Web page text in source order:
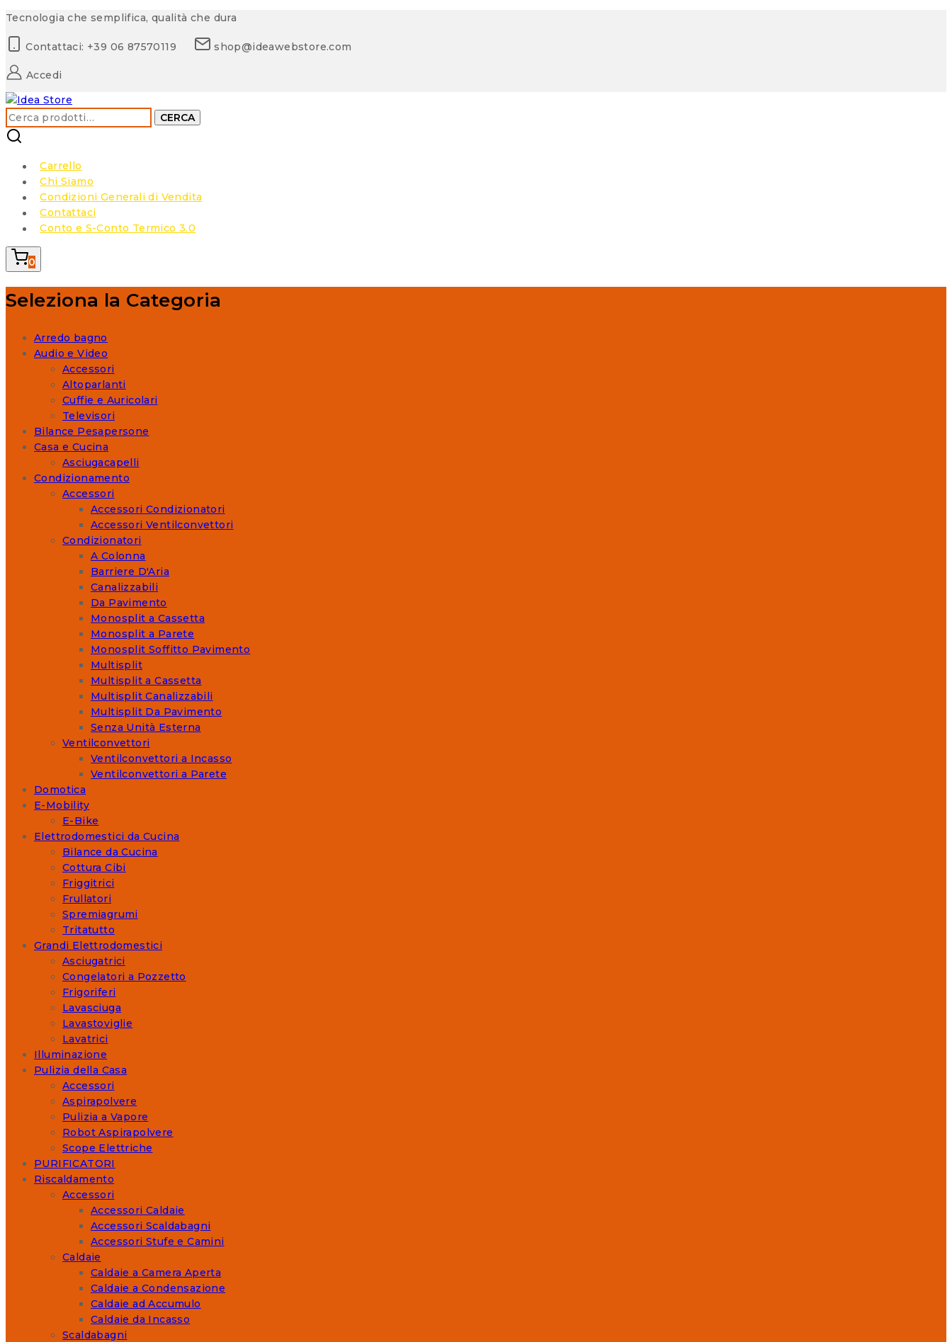
Skip
content
Tecnologia che semplifica, qualità che dura
Contattaci: +39 06 87570119 shop@ideawebstore.com
Accedi
Cerca: CERCA
Carrello
Chi Siamo
Condizioni Generali di Vendita
Contattaci
Conto e S-Conto Termico 3.0
0
Seleziona la Categoria
Arredo bagno
Audio e Video
Accessori
Altoparlanti
Cuffie e Auricolari
Televisori
Bilance Pesapersone
Casa e Cucina
Asciugacapelli
Condizionamento
Accessori
Accessori Condizionatori
Accessori Ventilconvettori
Condizionatori
A Colonna
Barriere D'Aria
Canalizzabili
Da Pavimento
Monosplit a Cassetta
Monosplit a Parete
Monosplit Soffitto Pavimento
Multisplit
Multisplit a Cassetta
Multisplit Canalizzabili
Multisplit Da Pavimento
Senza Unità Esterna
Ventilconvettori
Ventilconvettori a Incasso
Ventilconvettori a Parete
Domotica
E-Mobility
E-Bike
Elettrodomestici da Cucina
Bilance da Cucina
Cottura Cibi
Friggitrici
Frullatori
Spremiagrumi
Tritatutto
Grandi Elettrodomestici
Asciugatrici
Congelatori a Pozzetto
Frigoriferi
Lavasciuga
Lavastoviglie
Lavatrici
Illuminazione
Pulizia della Casa
Accessori
Aspirapolvere
Pulizia a Vapore
Robot Aspirapolvere
Scope Elettriche
PURIFICATORI
Riscaldamento
Accessori
Accessori Caldaie
Accessori Scaldabagni
Accessori Stufe e Camini
Caldaie
Caldaie a Camera Aperta
Caldaie a Condensazione
Caldaie ad Accumulo
Caldaie da Incasso
Scaldabagni